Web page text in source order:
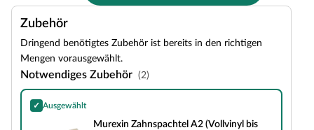
Zubehör
Dringend benötigtes Zubehör ist bereits in den richtigen
Mengen vorausgewählt.
Notwendiges Zubehör (2)
✓ Ausgewählt
Murexin Zahnspachtel A2 (Vollvinyl bis 2,5mm)
Murexin Zahnspachtel A2 (Vollvinyl bis